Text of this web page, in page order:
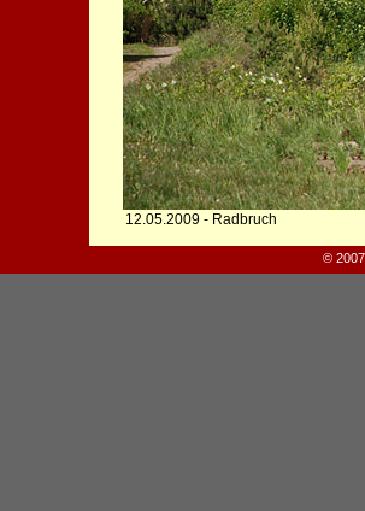
12.05.2009 - Radbruch
©